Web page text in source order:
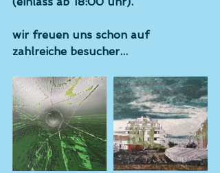
wir freuen uns schon auf
zahlreiche besucher...